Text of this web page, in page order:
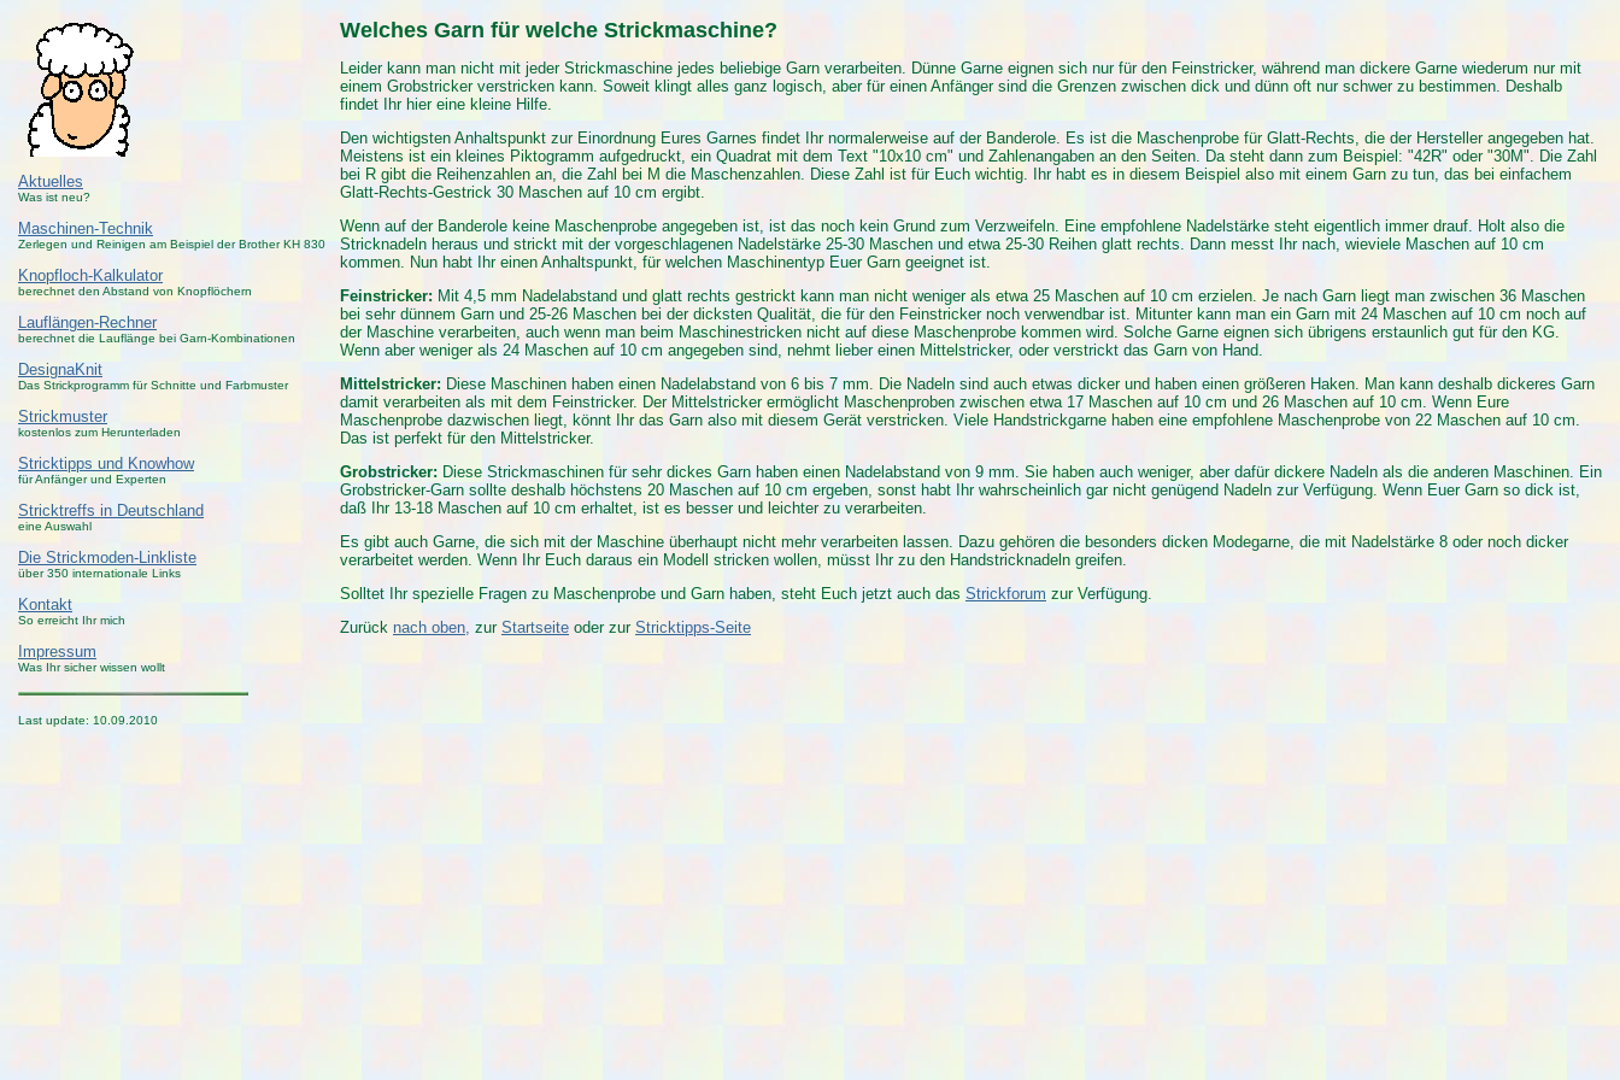
Aktuelles
Was ist neu?
Maschinen-Technik
Zerlegen und Reinigen am Beispiel der Brother KH 830
Knopfloch-Kalkulator
berechnet den Abstand von Knopflöchern
Lauflängen-Rechner
berechnet die Lauflänge bei Garn-Kombinationen
DesignaKnit
Das Strickprogramm für Schnitte und Farbmuster
Strickmuster
kostenlos zum Herunterladen
Stricktipps und Knowhow
für Anfänger und Experten
Stricktreffs in Deutschland
eine Auswahl
Die Strickmoden-Linkliste
über 350 internationale Links
Kontakt
So erreicht Ihr mich
Impressum
Was Ihr sicher wissen wollt
Last update: 10.09.2010
Welches Garn für welche Strickmaschine?
Leider kann man nicht mit jeder Strickmaschine jedes beliebige Garn verarbeiten. Dünne Garne eignen sich nur für den Feinstricker, während man dickere Garne wiederum nur mit
einem Grobstricker verstricken kann. Soweit klingt alles ganz logisch, aber für einen Anfänger sind die Grenzen zwischen dick und dünn oft nur schwer zu bestimmen. Deshalb
findet Ihr hier eine kleine Hilfe.
Den wichtigsten Anhaltspunkt zur Einordnung Eures Garnes findet Ihr normalerweise auf der Banderole. Es ist die Maschenprobe für Glatt-Rechts, die der Hersteller angegeben hat.
Meistens ist ein kleines Piktogramm aufgedruckt, ein Quadrat mit dem Text "10x10 cm" und Zahlenangaben an den Seiten. Da steht dann zum Beispiel: "42R" oder "30M". Die Zahl
bei R gibt die Reihenzahlen an, die Zahl bei M die Maschenzahlen. Diese Zahl ist für Euch wichtig. Ihr habt es in diesem Beispiel also mit einem Garn zu tun, das bei einfachem
Glatt-Rechts-Gestrick 30 Maschen auf 10 cm ergibt.
Wenn auf der Banderole keine Maschenprobe angegeben ist, ist das noch kein Grund zum Verzweifeln. Eine empfohlene Nadelstärke steht eigentlich immer drauf. Holt also die
Stricknadeln heraus und strickt mit der vorgeschlagenen Nadelstärke 25-30 Maschen und etwa 25-30 Reihen glatt rechts. Dann messt Ihr nach, wieviele Maschen auf 10 cm
kommen. Nun habt Ihr einen Anhaltspunkt, für welchen Maschinentyp Euer Garn geeignet ist.
Feinstricker: Mit 4,5 mm Nadelabstand und glatt rechts gestrickt kann man nicht weniger als etwa 25 Maschen auf 10 cm erzielen. Je nach Garn liegt man zwischen 36 Maschen
bei sehr dünnem Garn und 25-26 Maschen bei der dicksten Qualität, die für den Feinstricker noch verwendbar ist. Mitunter kann man ein Garn mit 24 Maschen auf 10 cm noch auf
der Maschine verarbeiten, auch wenn man beim Maschinestricken nicht auf diese Maschenprobe kommen wird. Solche Garne eignen sich übrigens erstaunlich gut für den KG.
Wenn aber weniger als 24 Maschen auf 10 cm angegeben sind, nehmt lieber einen Mittelstricker, oder verstrickt das Garn von Hand.
Mittelstricker: Diese Maschinen haben einen Nadelabstand von 6 bis 7 mm. Die Nadeln sind auch etwas dicker und haben einen größeren Haken. Man kann deshalb dickeres Garn
damit verarbeiten als mit dem Feinstricker. Der Mittelstricker ermöglicht Maschenproben zwischen etwa 17 Maschen auf 10 cm und 26 Maschen auf 10 cm. Wenn Eure
Maschenprobe dazwischen liegt, könnt Ihr das Garn also mit diesem Gerät verstricken. Viele Handstrickgarne haben eine empfohlene Maschenprobe von 22 Maschen auf 10 cm.
Das ist perfekt für den Mittelstricker.
Grobstricker: Diese Strickmaschinen für sehr dickes Garn haben einen Nadelabstand von 9 mm. Sie haben auch weniger, aber dafür dickere Nadeln als die anderen Maschinen. Ein
Grobstricker-Garn sollte deshalb höchstens 20 Maschen auf 10 cm ergeben, sonst habt Ihr wahrscheinlich gar nicht genügend Nadeln zur Verfügung. Wenn Euer Garn so dick ist,
daß Ihr 13-18 Maschen auf 10 cm erhaltet, ist es besser und leichter zu verarbeiten.
Es gibt auch Garne, die sich mit der Maschine überhaupt nicht mehr verarbeiten lassen. Dazu gehören die besonders dicken Modegarne, die mit Nadelstärke 8 oder noch dicker
verarbeitet werden. Wenn Ihr Euch daraus ein Modell stricken wollen, müsst Ihr zu den Handstricknadeln greifen.
Solltet Ihr spezielle Fragen zu Maschenprobe und Garn haben, steht Euch jetzt auch das Strickforum zur Verfügung.
Zurück nach oben, zur Startseite oder zur Stricktipps-Seite